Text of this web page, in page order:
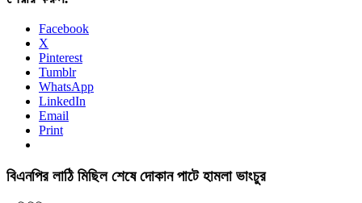
Facebook
X
Pinterest
Tumblr
WhatsApp
LinkedIn
Email
Print
বিএনপির লাঠি মিছিল শেষে দোকান পাটে হামলা ভাংচুর